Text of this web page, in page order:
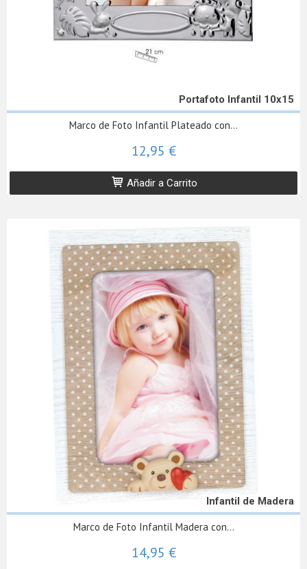
Portafoto Infantil 10x15
Marco de Foto Infantil Plateado con...
12,95 €
Añadir a Carrito
Infantil de Madera
Marco de Foto Infantil Madera con...
14,95 €